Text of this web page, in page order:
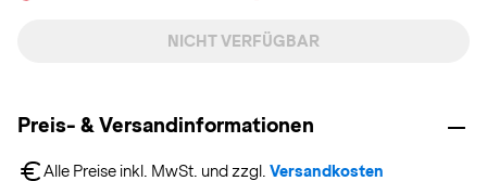
NICHT VERFÜGBAR
Preis- & Versandinformationen
Alle Preise inkl. MwSt. und zzgl. Versandkosten